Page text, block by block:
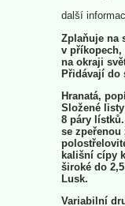
další
Zplaňuje na
v příkopech,
na okraji
Přidávají do
Hranatá,
Složené
8 páry
se
kališní cípy
široké do
Lusk.
Variabilní